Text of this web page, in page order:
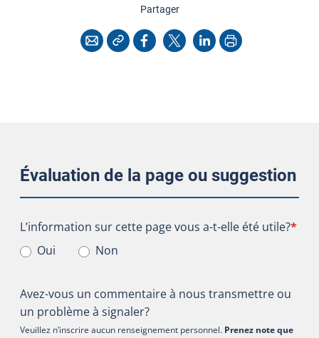
Partagercette page
CourrielCopier l'adresse
Facebook
X LinkedInImprimer
Évaluation de la page ou suggestion
L’information sur cette page vous a-t-elle été utile?
L’information sur cette page vous a-t-elle été utile?*
Oui
Non
Avez-vous un commentaire à nous transmettre ou
un problème à signaler?
Veuillez n’inscrire aucun renseignement personnel. Prenez note que